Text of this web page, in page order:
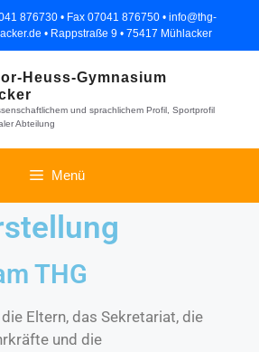
876730 • Fax 07041 876750 • info@thg-
• Rappstraße 9 • 75417 Mühlacker
Heuss-Gymnasium
und sprachlichem Profil, Sportprofil
Abteilung
Menü
THG
Eltern, das Sekretariat, die
und die